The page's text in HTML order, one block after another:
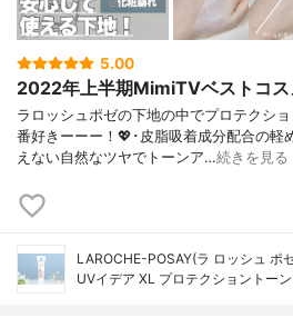
5.00
2022年上半期MimiTVベストコス
ラロッシュポゼの下地の中でプロテクシ
番好きーーー！💖･皮脂吸着成分配合の
えない自然なツヤでトーンア…続きを見る
LAROCHE-POSAY(ラ ロッシュ ポ
UVイデア XL プロテクショントー